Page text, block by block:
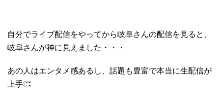
自分でライブ配信をやってから岐阜さんの配信を見ると、
岐阜さんが神に見えました・・・
あの人はエンタメ感あるし、話題も豊富で本当に生配信が
上手👏